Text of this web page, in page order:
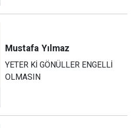
Mustafa Yılmaz
YETER Kİ GÖNÜLLER ENGELLİ
OLMASIN